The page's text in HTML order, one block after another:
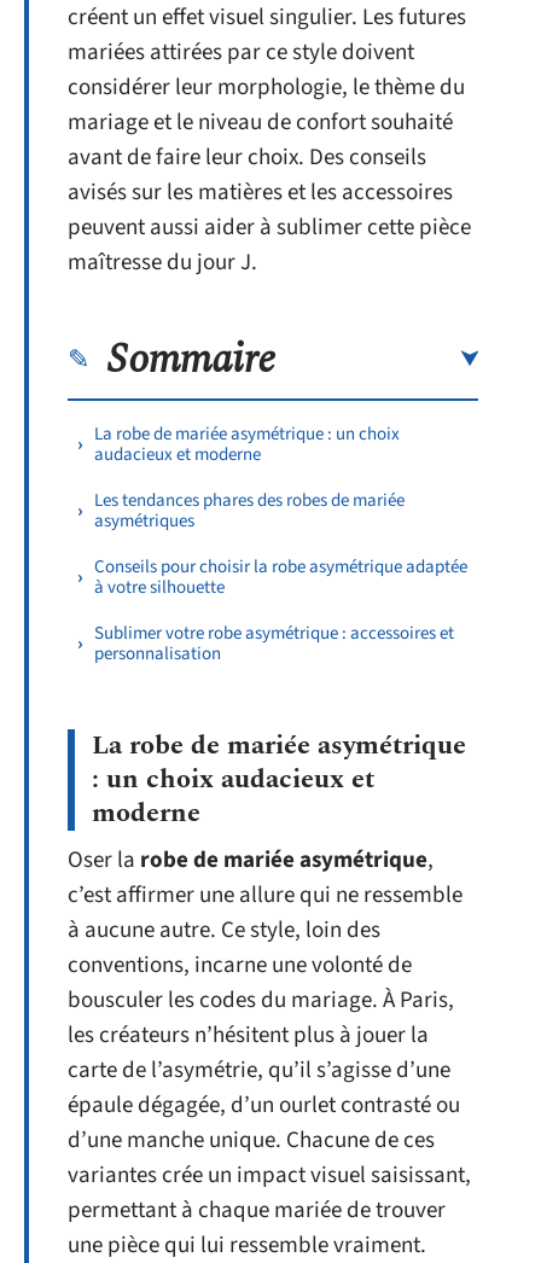
créent un effet visuel singulier. Les futures
mariées attirées par ce style doivent
considérer leur morphologie, le thème du
mariage et le niveau de confort souhaité
avant de faire leur choix. Des conseils
avisés sur les matières et les accessoires
peuvent aussi aider à sublimer cette pièce
maîtresse du jour J.
Sommaire
La robe de mariée asymétrique : un choix
audacieux et moderne
Les tendances phares des robes de mariée
asymétriques
Conseils pour choisir la robe asymétrique adaptée
à votre silhouette
Sublimer votre robe asymétrique : accessoires et
personnalisation
La robe de mariée asymétrique
: un choix audacieux et
moderne
Oser la robe de mariée asymétrique,
c’est affirmer une allure qui ne ressemble
à aucune autre. Ce style, loin des
conventions, incarne une volonté de
bousculer les codes du mariage. À Paris,
les créateurs n’hésitent plus à jouer la
carte de l’asymétrie, qu’il s’agisse d’une
épaule dégagée, d’un ourlet contrasté ou
d’une manche unique. Chacune de ces
variantes crée un impact visuel saisissant,
permettant à chaque mariée de trouver
une pièce qui lui ressemble vraiment.